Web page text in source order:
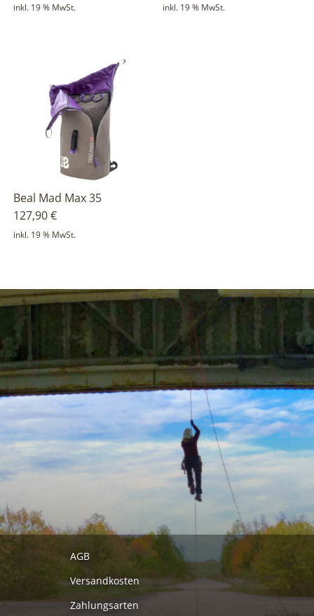
Preis
inkl. 19 % MwSt.
Preis
inkl. 19 % MwSt.
Beal Mad Max 35
127,90€
inkl. 19 % MwSt.
AGB
Versandkosten
Zahlungsarten